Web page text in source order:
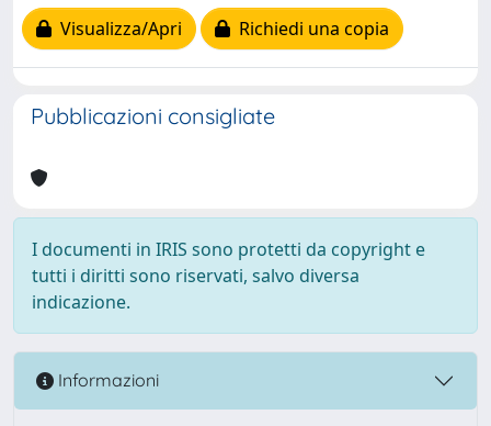
Visualizza/Apri
Richiedi una copia
Pubblicazioni consigliate
I documenti in IRIS sono protetti da copyright e
tutti i diritti sono riservati, salvo diversa
indicazione.
Informazioni